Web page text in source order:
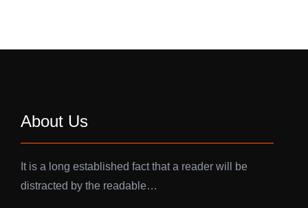
About Us
It is a long established fact that a reader will be
distracted by the readable…